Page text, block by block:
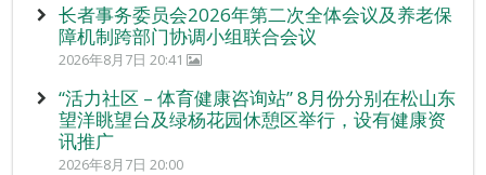
长者事务委员会2026年第二次全体会议及养老保
障机制跨部门协调小组联合会议
2026年8月7日 20:41
“活力社区 – 体育健康咨询站” 8月份分别在松山东
望洋眺望台及绿杨花园休憩区举行，设有健康资
讯推广
2026年8月7日 20:00